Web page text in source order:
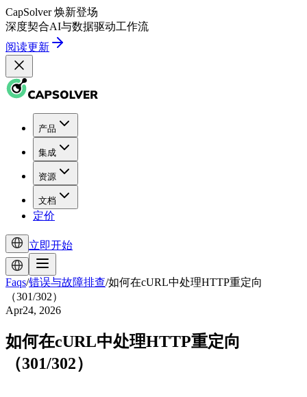
CapSolver 焕新登场
深度契合AI与数据驱动工作流
阅读更新
产品
集成
资源
文档
定价
立即开始
Faqs/错误与故障排查/如何在cURL中处理HTTP重定向
（301/302）
Apr24, 2026
如何在cURL中处理HTTP重定向
（301/302）